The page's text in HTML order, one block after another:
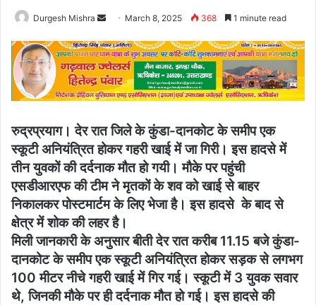
Durgesh Mishra
Send
email
March 8, 2025 368 1 minute read
रुद्रप्रयाग। देर रात जिले के कुंडा-दानकोट के समीप एक
स्कूटी अनियंत्रित होकर गहरी खाई में जा गिरी। इस हादसे में
तीन युवकों की दर्दनाक मौत हो गयी। मौके पर पहुंची
एसडीआरएफ की टीम ने मृतकों के शव को खाई से बाहर
निकालकर पोस्टमार्टम के लिए भेजा है। इस हादसे के बाद से
क्षेत्र में शोक की लहर है।
मिली जानकारी के अनुसार बीती देर रात करीब 11.15 बजे कुंडा-
दानकोट के समीप एक स्कूटी अनियंत्रित होकर सड़क से लगभग
100 मीटर नीचे गहरी खाई में गिर गई। स्कूटी में 3 युवक सवार
थे, जिनकी मौके पर ही दर्दनाक मौत हो गई। इस हादसे की